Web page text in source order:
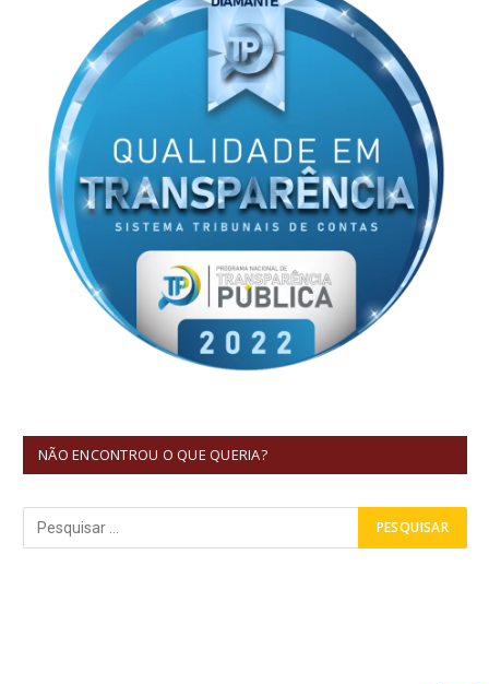
NÃO ENCONTROU O QUE QUERIA?